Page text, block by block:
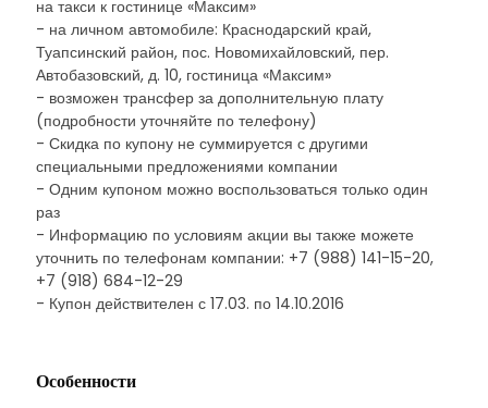
на такси к гостинице «Максим»
- на личном автомобиле: Краснодарский край,
Туапсинский район, пос. Новомихайловский, пер.
Автобазовский, д. 10, гостиница «Максим»
- возможен трансфер за дополнительную плату
(подробности уточняйте по телефону)
- Скидка по купону не суммируется с другими
специальными предложениями компании
- Одним купоном можно воспользоваться только один
раз
- Информацию по условиям акции вы также можете
уточнить по телефонам компании: +7 (988) 141-15-20,
+7 (918) 684-12-29
- Купон действителен с 17.03. по 14.10.2016
Особенности